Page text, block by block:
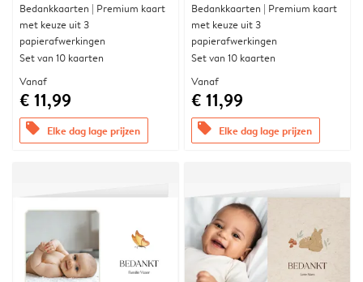
Bedankkaarten | Premium kaart
met keuze uit 3
papierafwerkingen
Set van 10 kaarten
Vanaf
€ 11,99
offers Elke dag lage prijzen
Bedankkaarten | Premium kaart
met keuze uit 3
papierafwerkingen
Set van 10 kaarten
Vanaf
€ 11,99
offers Elke dag lage prijzen